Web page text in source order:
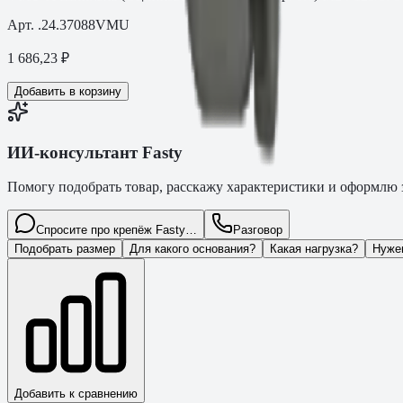
Арт. .24.37088VMU
1 686,23 ₽
Добавить в корзину
ИИ-консультант Fasty
Помогу подобрать товар, расскажу характеристики и оформлю
Спросите про крепёж Fasty…
Разговор
Подобрать размер
Для какого основания? Какая нагрузка?
Добавить к сравнению